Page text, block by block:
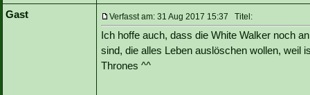
Gast
Verfasst am: 31 Aug 2017 15:37 Titel:
Ich hoffe auch, dass die White Walker noch
sind, die alles Leben auslöschen wollen, weil
Thrones ^^